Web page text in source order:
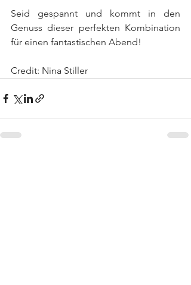
Seid gespannt und kommt in den
Genuss dieser perfekten Kombination
für einen fantastischen Abend!
Credit: Nina Stiller